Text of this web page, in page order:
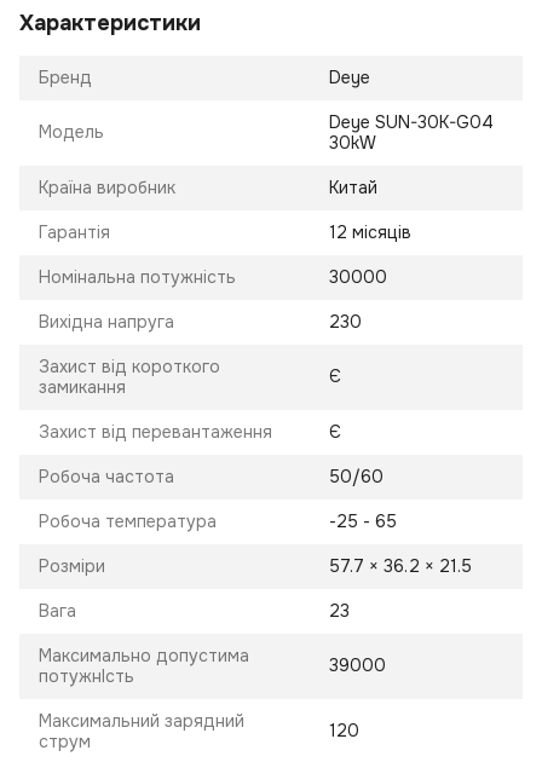
Характеристики
Бренд Deye
Модель
Deye SUN-30K-G04
30kW
Країна виробник Китай
Гарантія 12 місяців
Номінальна потужність 30000
Вихідна напруга 230
Захист від короткого
замикання
Є
Захист від перевантаження Є
Робоча частота 50/60
Робоча температура -25 - 65
Розміри 57.7 × 36.2 × 21.5
Вага 23
Максимально допустима
потужнІсть
39000
Максимальний зарядний
струм
120